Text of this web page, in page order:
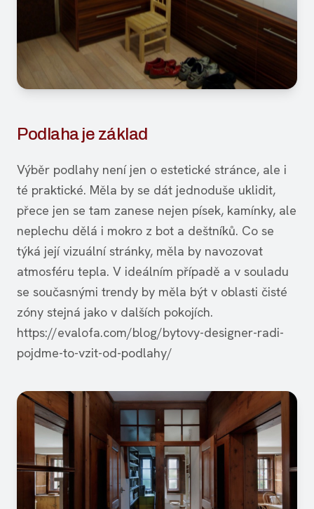
Podlaha je základ
Výběr podlahy není jen o estetické stránce, ale i
té praktické. Měla by se dát jednoduše uklidit,
přece jen se tam zanese nejen písek, kamínky, ale
neplechu dělá i mokro z bot a deštníků. Co se
týká její vizuální stránky, měla by navozovat
atmosféru tepla. V ideálním případě a v souladu
se současnými trendy by měla být v oblasti čisté
zóny stejná jako v dalších pokojích.
https://evalofa.com/blog/bytovy-designer-radi-
pojdme-to-vzit-od-podlahy/